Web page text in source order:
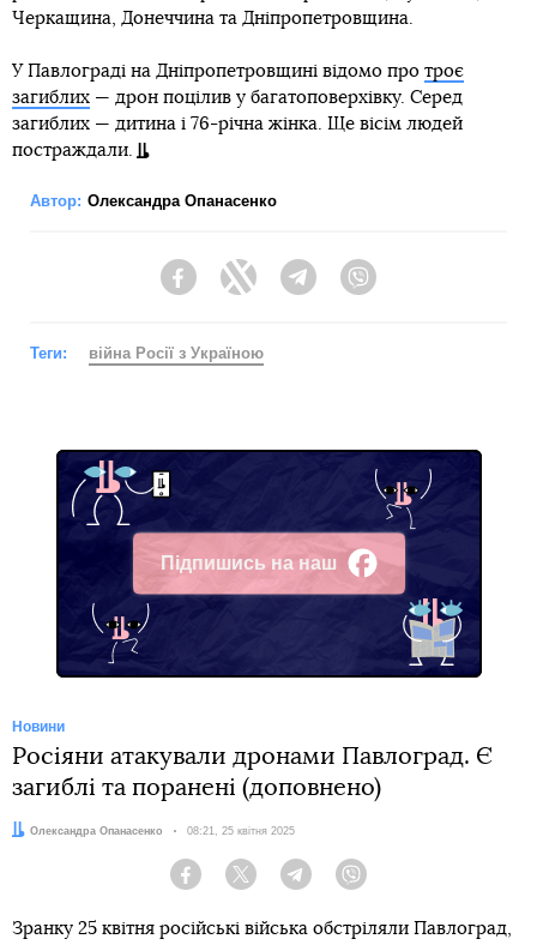
Черкащина, Донеччина та Дніпропетровщина.
У Павлограді на Дніпропетровщині відомо про троє
загиблих — дрон поцілив у багатоповерхівку. Серед
загиблих — дитина і 76-річна жінка. Ще вісім людей
постраждали.
Автор: Олександра Опанасенко
FacebookTwitter Telegram
Теги: війна Росії з Україною
Підпишись на наш
Facebook
Новини
Росіяни атакували дронами Павлоград. Є
загиблі та поранені (доповнено)
Автор:
Олександра Опанасенко Дата:
08:21, 25 квітня 2025
Facebook Twitter Telegram
Зранку 25 квітня російські війська обстріляли Павлоград,